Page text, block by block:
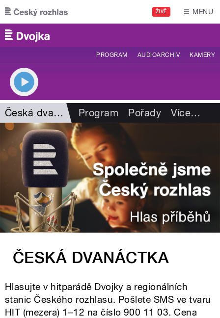
Přejít k hlavnímu obsahu
ŽIVĚ MENU
PROGRAM AUDIOARCHIV KAMERY
Česká dvanáctka Program Pořady Více…
ČESKÁ DVANÁCTKA
Hlasujte v hitparádě Dvojky a regionálních
stanic Českého rozhlasu. Pošlete SMS ve tvaru
HIT (mezera) 1–12 na číslo 900 11 03. Cena